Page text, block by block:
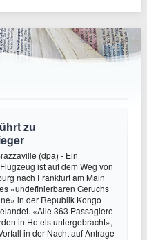
zu
(dpa) - Ein
ist auf dem Weg von
nach Frankfurt am Main
«undefinierbaren Geruchs
in der Republik Kongo
«Alle 363 Passagiere
in Hotels untergebracht»,
in der Nacht auf Anfrage